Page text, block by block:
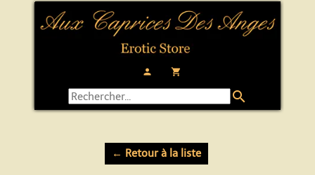
person local_grocery_store
search
← Retour à la liste